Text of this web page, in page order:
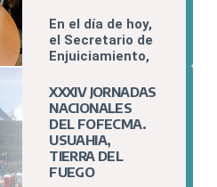
En el día de hoy,
el Secretario de
Enjuiciamiento,
a un grupo de
estudiantes de
la carrera de
Abogacía.
XXXIV JORNADAS
NACIONALES
DEL FOFECMA.
USUAHIA,
TIERRA DEL
FUEGO